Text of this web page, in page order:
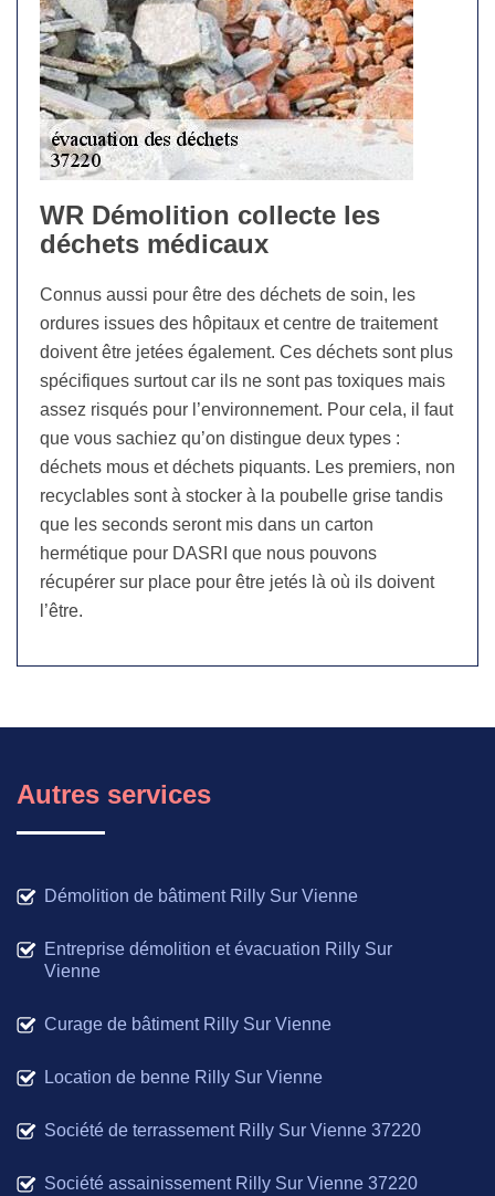
WR Démolition collecte les
déchets médicaux
Connus aussi pour être des déchets de soin, les
ordures issues des hôpitaux et centre de traitement
doivent être jetées également. Ces déchets sont plus
spécifiques surtout car ils ne sont pas toxiques mais
assez risqués pour l’environnement. Pour cela, il faut
que vous sachiez qu’on distingue deux types :
déchets mous et déchets piquants. Les premiers, non
recyclables sont à stocker à la poubelle grise tandis
que les seconds seront mis dans un carton
hermétique pour DASRI que nous pouvons
récupérer sur place pour être jetés là où ils doivent
l’être.
Autres services
Démolition de bâtiment Rilly Sur Vienne
Entreprise démolition et évacuation Rilly Sur
Vienne
Curage de bâtiment Rilly Sur Vienne
Location de benne Rilly Sur Vienne
Société de terrassement Rilly Sur Vienne 37220
Société assainissement Rilly Sur Vienne 37220